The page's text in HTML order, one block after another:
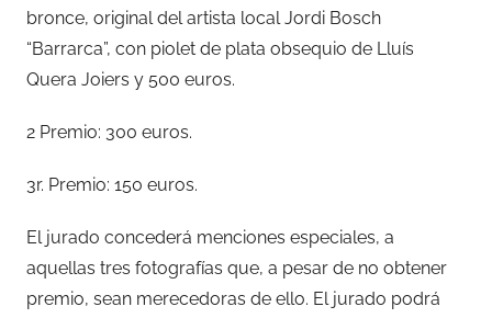
bronce, original del artista local Jordi Bosch
“Barrarca”, con piolet de plata obsequio de Lluís
Quera Joiers y 500 euros.
2 Premio: 300 euros.
3r. Premio: 150 euros.
El jurado concederá menciones especiales, a
aquellas tres fotografías que, a pesar de no obtener
premio, sean merecedoras de ello. El jurado podrá